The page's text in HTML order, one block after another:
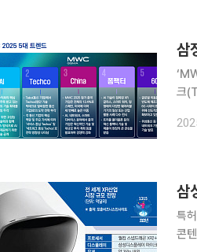
삼
크
기
삼
특
콘텐츠 등이 관건 삼성